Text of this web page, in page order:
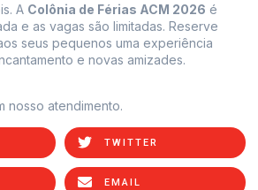
A Colônia de Férias ACM 2026 é
e as vagas são limitadas. Reserve
seus pequenos uma experiência
e novas amizades.
nosso atendimento.
TWITTER
EMAIL